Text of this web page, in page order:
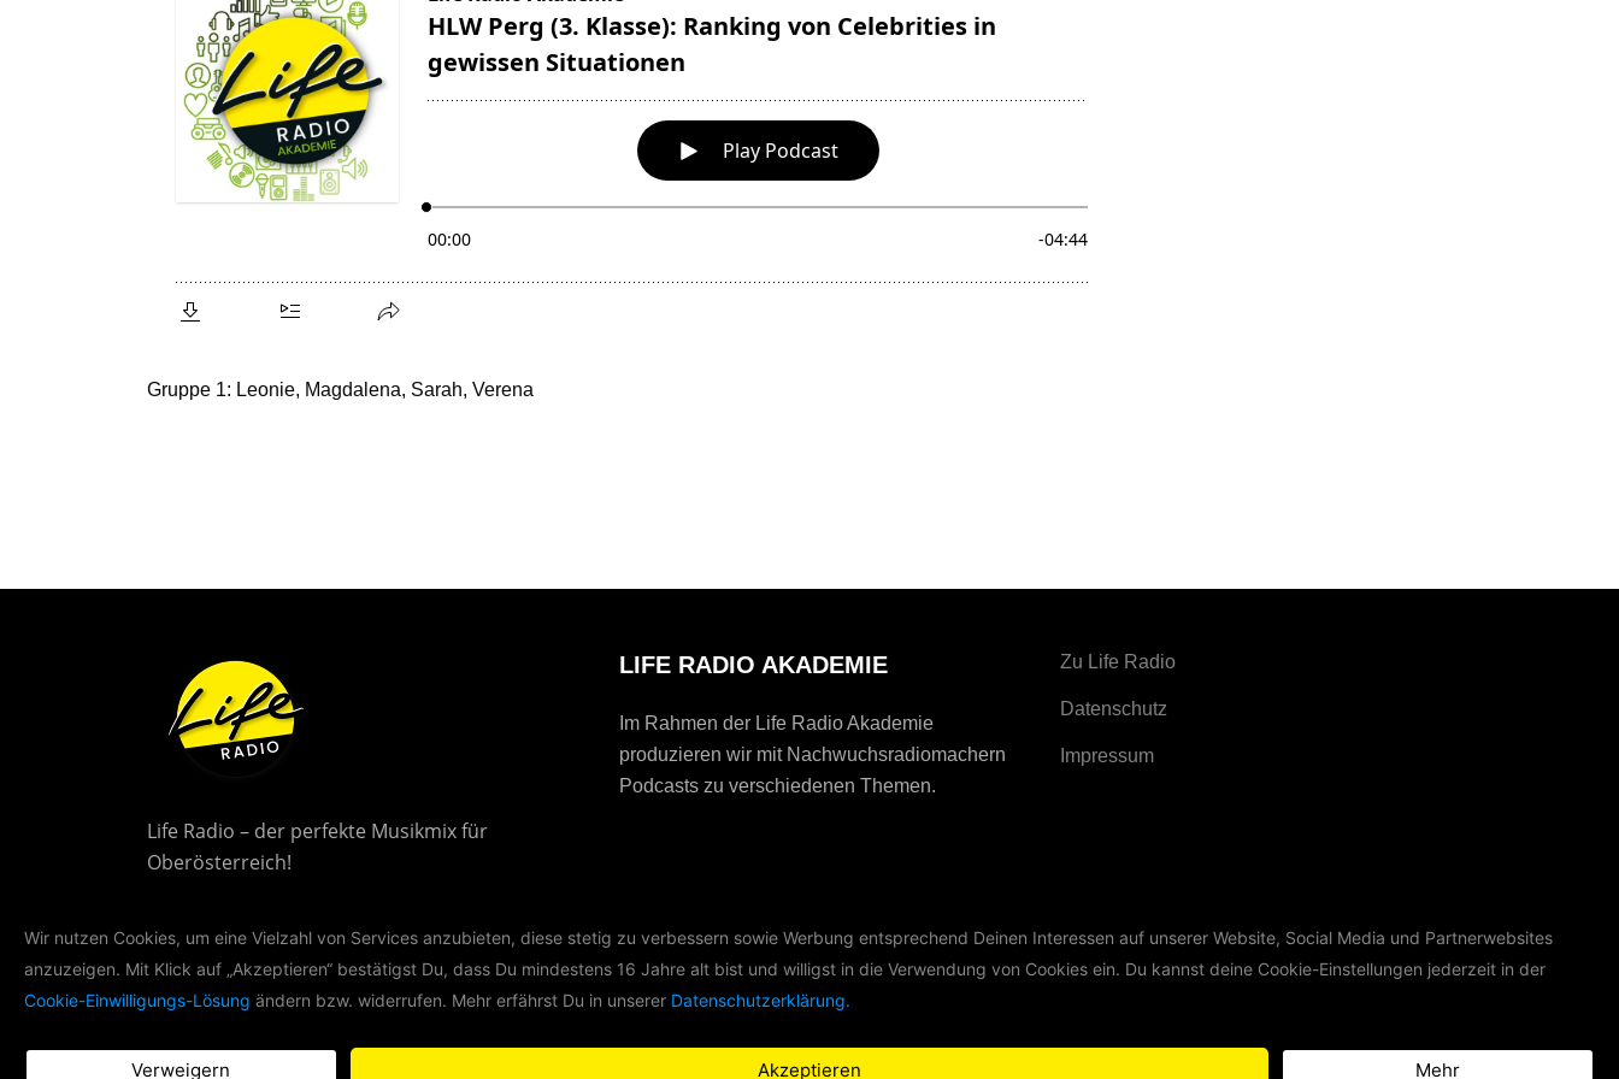
Gruppe 1: Leonie, Magdalena, Sarah, Verena
Life Radio – der perfekte Musikmix für
Oberösterreich!
LIFE RADIO AKADEMIE
Im Rahmen der Life Radio Akademie
produzieren wir mit Nachwuchsradiomachern
Podcasts zu verschiedenen Themen.
Zu Life Radio
Datenschutz
Impressum
Wir nutzen Cookies, um eine Vielzahl von Services anzubieten, diese stetig zu verbessern sowie Werbung entsprechend Deinen Interessen auf unserer Website, Social Media und Partnerwebsites
anzuzeigen. Mit Klick auf „Akzeptieren“ bestätigst Du, dass Du mindestens 16 Jahre alt bist und willigst in die Verwendung von Cookies ein. Du kannst deine Cookie-Einstellungen jederzeit in der
Cookie-Einwilligungs-Lösung ändern bzw. widerrufen. Mehr erfährst Du in unserer Datenschutzerklärung.
Verweigern Akzeptieren Mehr